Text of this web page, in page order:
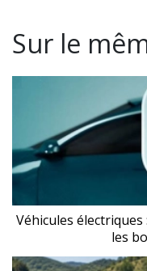
Sur le
Véhicules
les